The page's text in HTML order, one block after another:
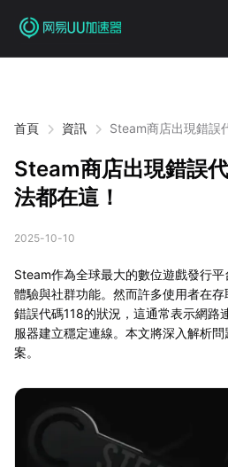
首頁 資訊 Steam商店出現錯誤
Steam商店出現錯誤
法都在這！
2025-10-10
Steam作為全球最大的數位遊戲發行
體驗與社群功能。然而許多使用者在
錯誤代碼118的狀況，這通常表示網路
服器建立穩定連線。本文將深入解析
案。